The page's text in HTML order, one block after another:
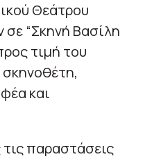
Θεάτρου
“Σκηνή Βασίλη
τιμή του
σκηνοθέτη,
και
παραστάσεις